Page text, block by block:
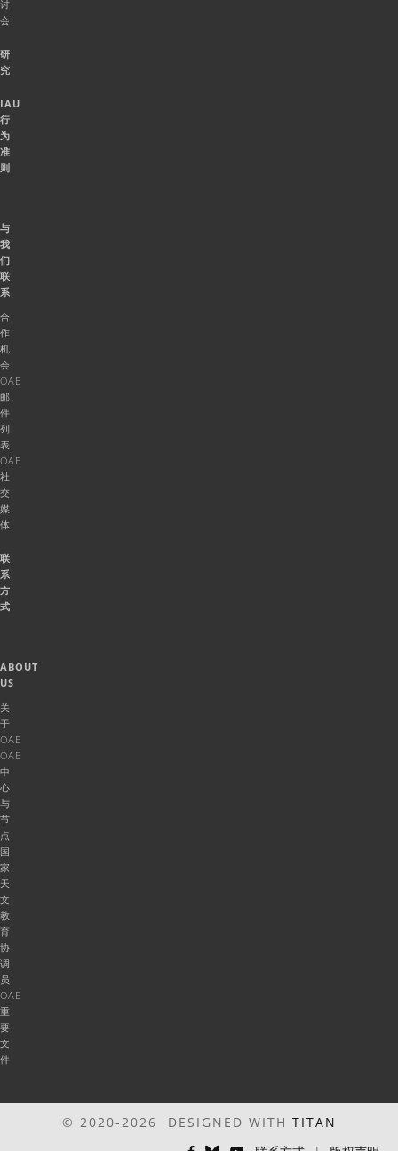
讨
会
研
究
IAU
行
为
准
则
与
我
们
联
系
合
作
机
会
OAE
邮
件
列
表
OAE
社
交
媒
体
联
系
方
式
ABOUT
US
关
于
OAE
OAE
中
心
与
节
点
国
家
天
文
教
育
协
调
员
OAE
重
要
文
件
© 2020-2026 DESIGNED WITH TITAN